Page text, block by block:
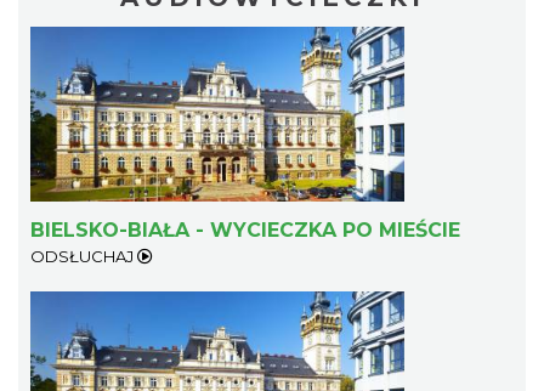
BIELSKO-BIAŁA - WYCIECZKA PO MIEŚCIE
ODSŁUCHAJ